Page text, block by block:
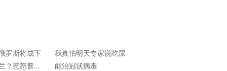
罗斯将成下
？惹怒普
我真怕明天专家说吃屎
能治冠状病毒